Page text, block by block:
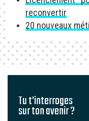
reconvertir
20 nouveaux
Tu t'interroges
sur ton avenir ?